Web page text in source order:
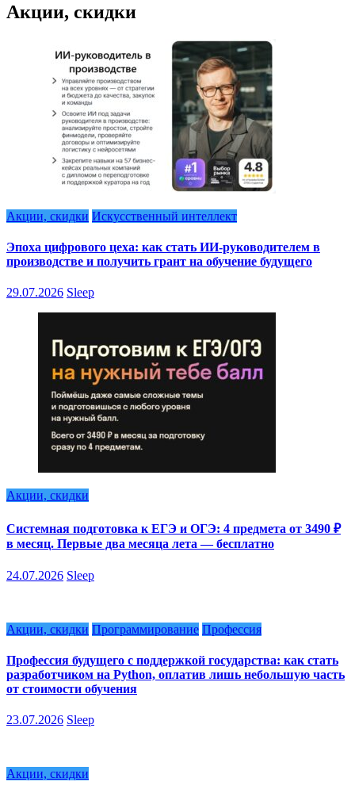
Акции, скидки
Акции, скидки Искусственный интеллект
Эпоха цифрового цеха: как стать ИИ-руководителем в
производстве и получить грант на обучение будущего
29.07.2026 Sleep
Акции, скидки
Системная подготовка к ЕГЭ и ОГЭ: 4 предмета от 3490 ₽
в месяц. Первые два месяца лета — бесплатно
24.07.2026 Sleep
Акции, скидки Программирование Профессия
Профессия будущего с поддержкой государства: как стать
разработчиком на Python, оплатив лишь небольшую часть
от стоимости обучения
23.07.2026 Sleep
Акции, скидки